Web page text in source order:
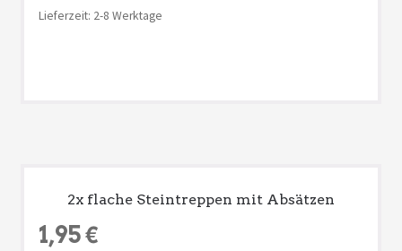
Lieferzeit: 2-8 Werktage
2x flache Steintreppen mit Absätzen
1,95€